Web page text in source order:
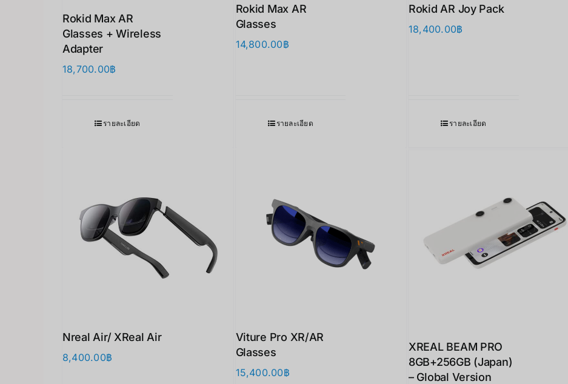
Rokid Max AR
Glasses + Wireless
Adapter
18,700.00฿
รายละเอียด
Rokid Max AR
Glasses
14,800.00฿
รายละเอียด
Rokid AR Joy Pack
18,400.00฿
รายละเอียด
Nreal Air/ XReal Air
8,400.00฿
Viture Pro XR/AR
Glasses
15,400.00฿
XREAL BEAM PRO
8GB+256GB (Japan)
– Global Version